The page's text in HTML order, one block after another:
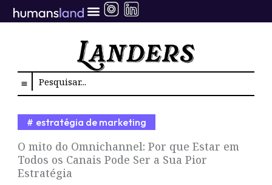
para
Search
O mito do Omnichannel: Por que Estar em
Todos os Canais Pode Ser a Sua Pior
Estratégia
estratégia de marketing